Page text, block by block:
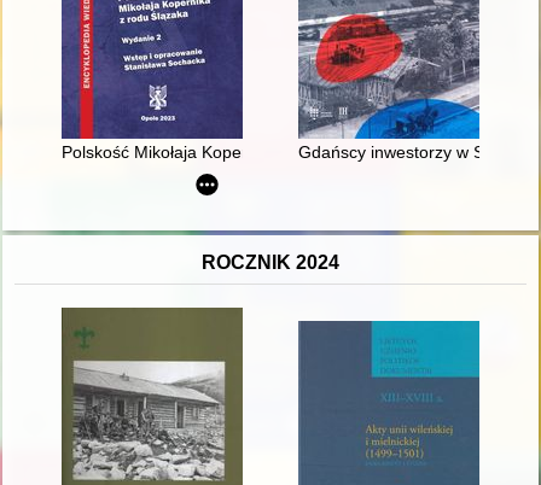
Polskość Mikołaja Kopernika z rodu Ślązaka
Gdańscy inwestorzy w
ROCZNIK 2024